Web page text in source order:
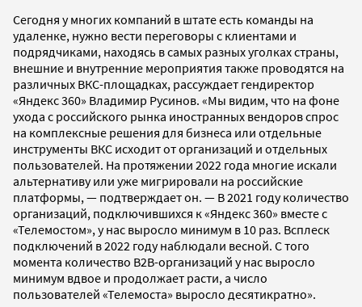
Сегодня у многих компаний в штате есть команды на
удаленке, нужно вести переговоры с клиентами и
подрядчиками, находясь в самых разных уголках страны,
внешние и внутренние мероприятия также проводятся на
различных ВКС-площадках, рассуждает гендиректор
«Яндекс 360» Владимир Русинов. «Мы видим, что на фоне
ухода с российского рынка иностранных вендоров спрос
на комплексные решения для бизнеса или отдельные
инструменты ВКС исходит от организаций и отдельных
пользователей. На протяжении 2022 года многие искали
альтернативу или уже мигрировали на российские
платформы, — подтверждает он. — В 2021 году количество
организаций, подключившихся к «Яндекс 360» вместе с
«Телемостом», у нас выросло минимум в 10 раз. Всплеск
подключений в 2022 году наблюдали весной. С того
момента количество B2B-организаций у нас выросло
минимум вдвое и продолжает расти, а число
пользователей «Телемоста» выросло десятикратно».